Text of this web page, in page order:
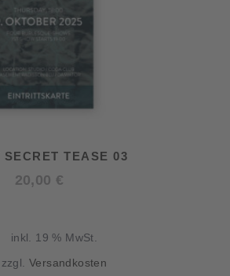
SECRET TEASE 03
20,00 €
inkl. 19 % MwSt.
zzgl.Versandkosten